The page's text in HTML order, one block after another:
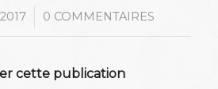
0 COMMENTAIRES
cette publication